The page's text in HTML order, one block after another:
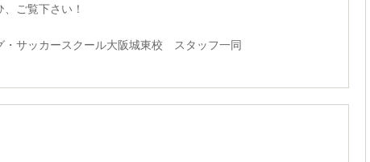
ご覧下さい！
・サッカースクール大阪城東校 スタッフ一同